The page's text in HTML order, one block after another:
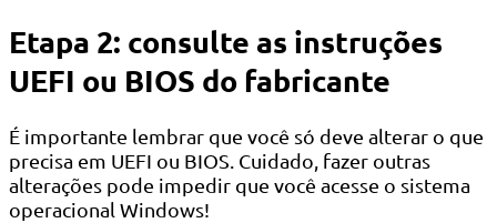
Etapa 2: consulte as instruções
UEFI ou BIOS do fabricante
É importante lembrar que você só deve alterar o que
precisa em UEFI ou BIOS. Cuidado, fazer outras
alterações pode impedir que você acesse o sistema
operacional Windows!